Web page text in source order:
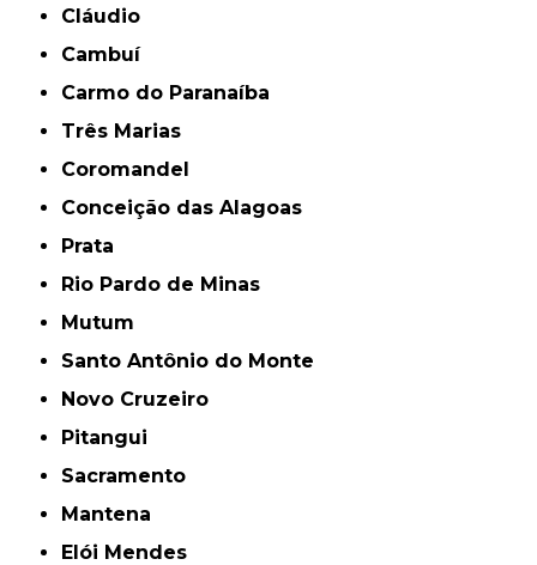
Cláudio
Cambuí
Carmo do Paranaíba
Três Marias
Coromandel
Conceição das Alagoas
Prata
Rio Pardo de Minas
Mutum
Santo Antônio do Monte
Novo Cruzeiro
Pitangui
Sacramento
Mantena
Elói Mendes